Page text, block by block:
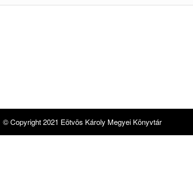
© Copyright 2021 Eötvös Károly Megyei Könyvtár